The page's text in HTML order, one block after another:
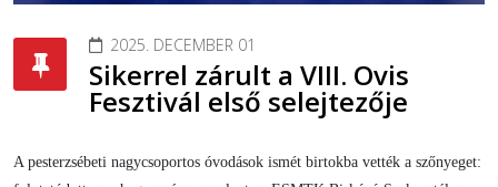
2025. DECEMBER 01
Sikerrel zárult a VIII. Ovis
Fesztivál első selejtezője
A pesterzsébeti nagycsoportos óvodások ismét birtokba vették a szőnyeget: